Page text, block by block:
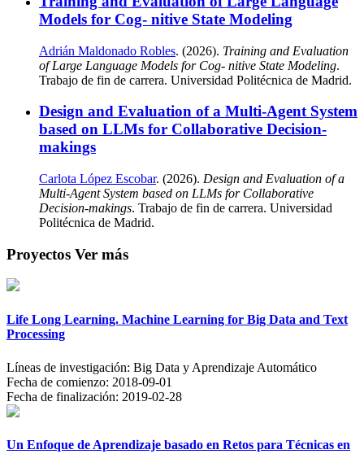
Models for Cog- nitive State Modeling
Adrián Maldonado Robles. (2026). Training and Evaluation
of Large Language Models for Cog- nitive State Modeling.
Trabajo de fin de carrera. Universidad Politécnica de Madrid.
Design and Evaluation of a Multi-Agent System
based on LLMs for Collaborative Decision-
makings
Carlota López Escobar. (2026). Design and Evaluation of a
Multi-Agent System based on LLMs for Collaborative
Decision-makings. Trabajo de fin de carrera. Universidad
Politécnica de Madrid.
Proyectos Ver más
Life Long Learning. Machine Learning for Big Data and Text
Processing
Líneas de investigación: Big Data y Aprendizaje Automático
Fecha de comienzo: 2018-09-01
Fecha de finalización: 2019-02-28
Un Enfoque de Aprendizaje basado en Retos para Técnicas en